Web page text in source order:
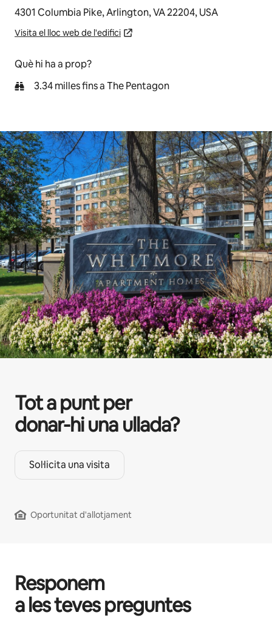
4301 Columbia Pike, Arlington, VA 22204, USA
Visita el lloc web de l'edifici
Què hi ha a prop?
3.34 milles fins a The Pentagon
Tot a punt per
donar-hi una ullada?
Sol·licita una visita
Oportunitat d'allotjament
Responem
a les teves preguntes